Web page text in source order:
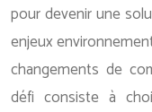
pour devenir une
enjeux
changements de
défi consiste à